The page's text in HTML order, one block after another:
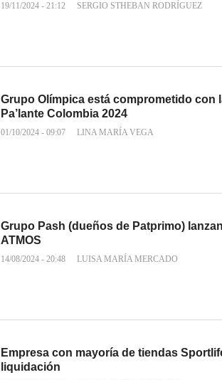
19/11/2024 - 21:12 SERGIO STHEBAN RODRÍGUEZ
Grupo Olímpica está comprometido con
Pa’lante Colombia 2024
01/10/2024 - 09:07 LINA MARÍA VEGA
Grupo Pash (dueños de Patprimo)
ATMOS
14/08/2024 - 20:48 LUISA MARÍA MERCADO
Empresa con mayoría de tiendas
liquidación